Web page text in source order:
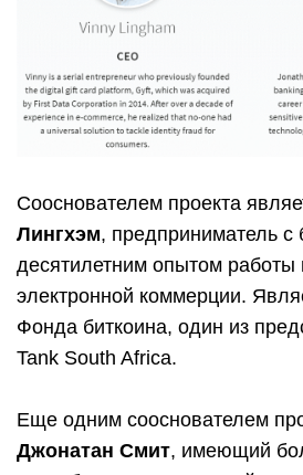
Сооснователем проекта
Лингхэм, предприниматель с
десятилетним опытом
электронной коммерции.
Фонда биткоина, один из
Tank South Africa.
Еще одним сооснователем
Джонатан Смит, имеющий